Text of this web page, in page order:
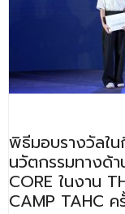
พิธีมอบรางวัลใน
นวัตกรรมทางด้
CORE ในงาน
CAMP TAHC ค